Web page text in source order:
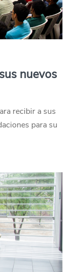
nuevos
recibir a sus
para su